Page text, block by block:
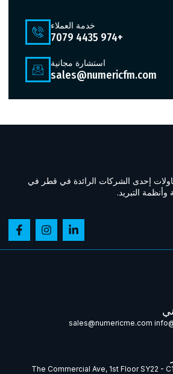
خدمة العملاء
+974 4435 7079
استشارة مجانية
sales@numericfm.com
إحدى الشركات الرائدة في قطر في
التبريد.
sales@numericme.com
The Commercial Ave, 1st Floor SY22 -